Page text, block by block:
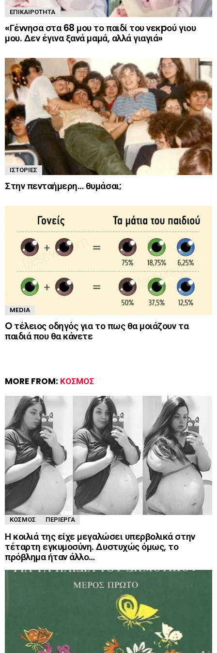
ΕΠΙΚΑΙΡΌΤΗΤΑ
«Γέννησα στα 68 μου το παιδί του νεκpού γιου
μου. Δεν έγινα ξανά μαμά, αλλά γιαγιά»
ΙΣΤΟΡΊΕΣ
Στην πενταήμερη… θυμάσαι;
MEDIA
O τέλειος οδηγός για το πως θα μοιάζουν τα
παιδιά που θα κάνετε
MORE FROM: ΚΌΣΜΟΣ
ΚΌΣΜΟΣ ΠΕΡΊΕΡΓΑ
Η κοιλιά της είχε μεγαλώσει υπερβολικά στην
τέταρτη εγκυμοσύνη. Δυστυχώς όμως, το
πρόβλημα ήταν άλλο…